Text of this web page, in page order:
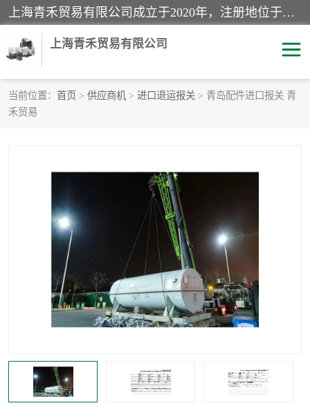
上海青禾贸易有限公司成立于2020年，注册地位于上海市宝山区。经营范围包括：机械设备、五金制品、劳防用品、电子产品、塑胶制品、家具、模具、纺织品、仪器仪表、建筑材料、装饰材料、化工产品、金属制品、机车配件等货物进出口报关、清关服务。
上海青禾贸易有限公司
当前位置： 首页 > 供应商机 > 进口退运报关 > 青岛配件进口报关 青
禾贸易
酒类饮料报关
进口杂货清关
家用电器报关 机床进口清关
国际灯具清关